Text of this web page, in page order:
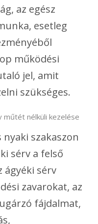
az egész
esetleg
működési
jel, amit
szükséges.
műtét nélküli kezelése
szakaszon
sérv a felső
ágyéki sérv
zavarokat, az
fájdalmat,